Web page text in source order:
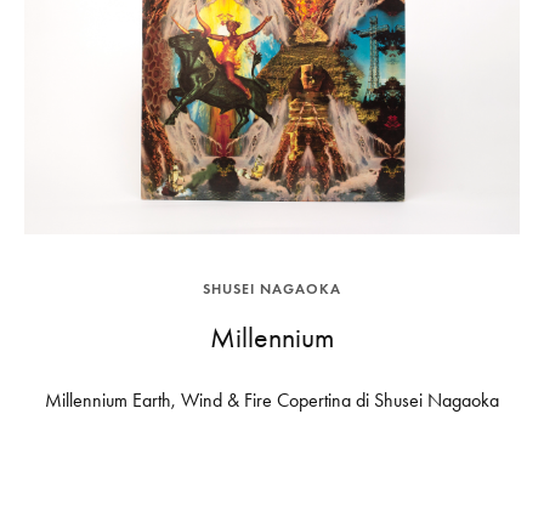
SHUSEI NAGAOKA
Millennium
Millennium Earth, Wind & Fire Copertina di Shusei Nagaoka